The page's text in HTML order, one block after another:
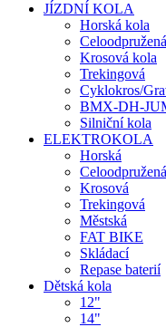
JÍZDNÍ KOLA
Horská kola
Krosová kola
Trekingová
Cyklokros/
BMX-DH-
Silniční kola
ELEKTROKOLA
Horská
Celoodpružená
Krosová
Trekingová
Městská
FAT BIKE
Skládací
Repase baterií
Dětská kola
12"
14"